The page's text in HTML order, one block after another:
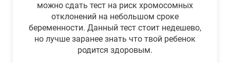
можно сдать тест на риск хромосомных
отклонений на небольшом сроке
беременности. Данный тест стоит недешево,
но лучше заранее знать что твой ребенок
родится здоровым.